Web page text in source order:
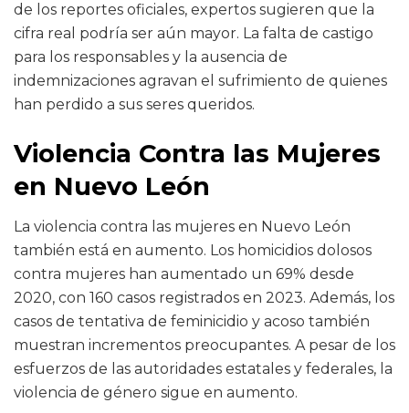
de los reportes oficiales, expertos sugieren que la
cifra real podría ser aún mayor. La falta de castigo
para los responsables y la ausencia de
indemnizaciones agravan el sufrimiento de quienes
han perdido a sus seres queridos.
Violencia Contra las Mujeres
en Nuevo León
La violencia contra las mujeres en Nuevo León
también está en aumento. Los homicidios dolosos
contra mujeres han aumentado un 69% desde
2020, con 160 casos registrados en 2023. Además, los
casos de tentativa de feminicidio y acoso también
muestran incrementos preocupantes. A pesar de los
esfuerzos de las autoridades estatales y federales, la
violencia de género sigue en aumento.